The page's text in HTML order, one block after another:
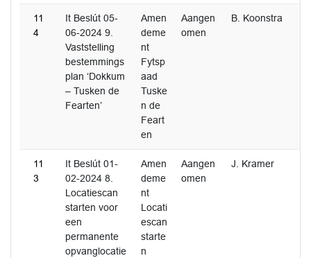
11
4
It Beslút 05-
06-2024 9.
Vaststelling
bestemmings
plan ‘Dokkum
– Tusken de
Fearten’
Amen
deme
nt
Fytsp
aad
Tuske
n de
Feart
en
Aangen
omen
B. Koonstra
11
3
It Beslút 01-
02-2024 8.
Locatiescan
starten voor
een
permanente
opvanglocatie
Amen
deme
nt
Locati
escan
starte
n
Aangen
omen
J. Kramer